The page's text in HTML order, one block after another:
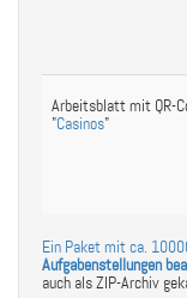
Arbeitsblatt mit QR-
"Casinos"
Ein Paket mit ca.
Aufgabenstellungen
auch als ZIP-Archiv